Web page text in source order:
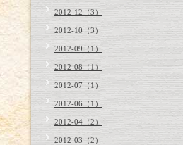
2012-12（3）
2012-10（3）
2012-09（1）
2012-08（1）
2012-07（1）
2012-06（1）
2012-04（2）
2012-03（2）